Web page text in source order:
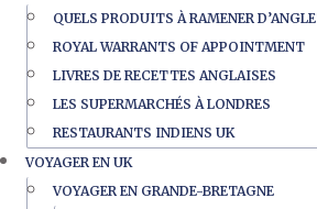
QUELS PRODUITS À RAMENER
ROYAL WARRANTS OF APPOINTMENT
LIVRES DE RECETTES ANGLAISES
LES SUPERMARCHÉS À LONDRES
RESTAURANTS INDIENS UK
VOYAGER EN UK
VOYAGER EN GRANDE-BRETAGNE